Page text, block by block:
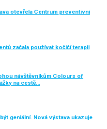
otevřela Centrum preventivní
začala používat kočičí terapii
návštěvníkům Colours of
na cestě…
geniální. Nová výstava ukazuje